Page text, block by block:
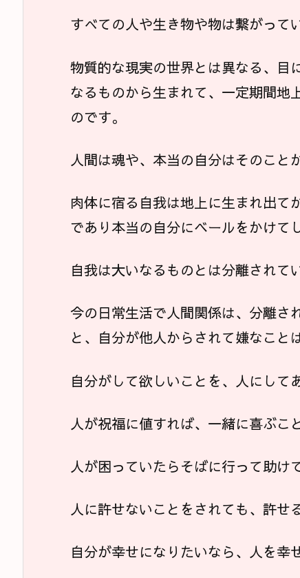
すべての人や生き物や物は繋がって
物質的な現実の世界とは異なる、目
なるものから生まれて、一定期間地
のです。
人間は魂や、本当の自分はそのこと
肉体に宿る自我は地上に生まれ出て
であり本当の自分にベールをかけて
自我は大いなるものとは分離されて
今の日常生活で人間関係は、分離さ
と、自分が他人からされて嫌なこと
自分がして欲しいことを、人にして
人が祝福に値すれば、一緒に喜ぶこ
人が困っていたらそばに行って助け
人に許せないことをされても、許せ
自分が幸せになりたいなら、人を幸